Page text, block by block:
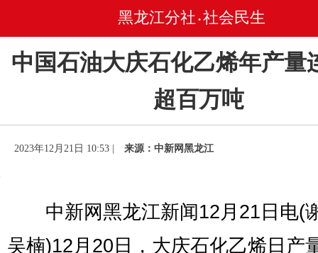
黑龙江分社 • 社会民生
中国石油大庆石化乙烯年产量
超百万吨
2023年12月21日 10:53 | 来源：中新网黑龙江
中新网黑龙江新闻12月21日电(
吴楠)12月20日，大庆石化乙烯日产